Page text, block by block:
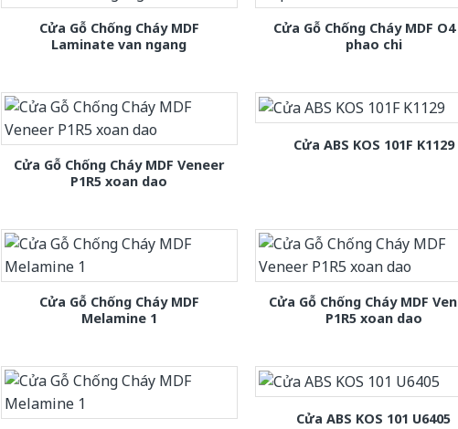
Cửa Gỗ Chống Cháy MDF
Laminate van ngang
Cửa Gỗ Chống Cháy MDF O4
phao chi
Cửa Gỗ Chống Cháy MDF Veneer
P1R5 xoan dao
Cửa ABS KOS 101F K1129
Cửa Gỗ Chống Cháy MDF
Melamine 1
Cửa Gỗ Chống Cháy MDF
P1R5 xoan dao
Cửa ABS KOS 101 U6405